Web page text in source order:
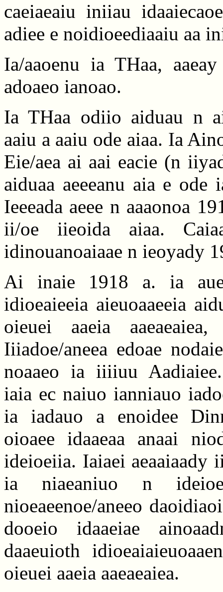
caeiaeaiu iniiau
adiee e noidioeediaaiu aa
Ia/aaoenu ia THaa,
adoaeo ianoao.
Ia THaa odiio aiduau n
aaiu a aaiu ode aiaa. Ia
Eie/aea ai aai eacie (n
aiduaa aeeeanu aia e ode
Ieeeada aeee n aaaonoa
ii/oe iieoida aiaa.
idinouanoaiaae n ieoyady
Ai inaie 1918 a. ia
idioeaieeia aieuoaaeeia
oieuei aaeia aaeaeaiea,
Iiiadoe/aneea edoae
noaaeo ia iiiiuu Aadiaiee.
iaia ec naiuo ianniauo
ia iadauo a enoidee
oioaee idaaeaa anaai
ideioeiia. Iaiaei aeaaiaady
ia niaeaniuo n
nioeaeenoe/aneeo
dooeio idaaeiae
daaeuioth
oieuei aaeia aaeaeaiea.